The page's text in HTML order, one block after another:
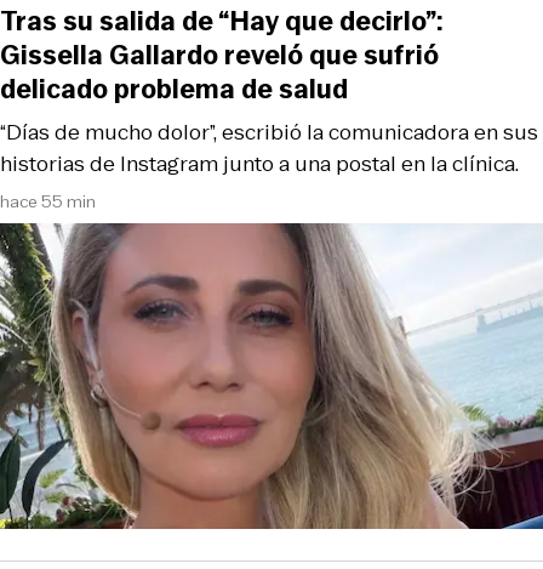
hace 55 min
“Días de mucho dolor”, escribió la comunicadora en sus
historias de Instagram junto a una postal en la clínica.
Tras su salida de “Hay que decirlo”:
Gissella Gallardo reveló que sufrió
delicado problema de salud